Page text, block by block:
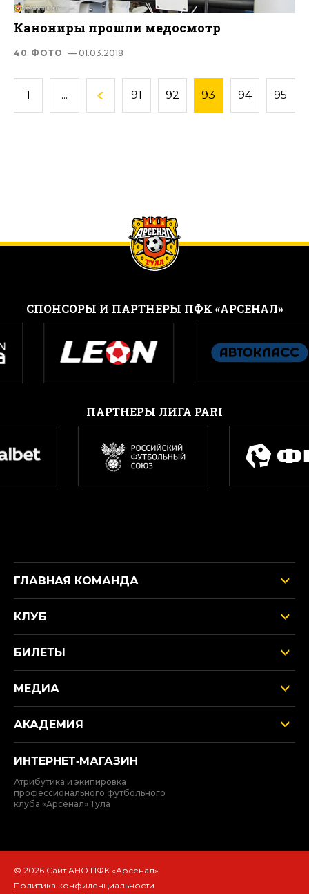
Канониры прошли медосмотр
40 ФОТО — 01.03.2018
1 ... 91 92 93 94 95
CПОНСОРЫ И ПАРТНЕРЫ ПФК «АРСЕНАЛ»
ПАРТНЕРЫ ЛИГА PARI
ГЛАВНАЯ КОМАНДА
КЛУБ
БИЛЕТЫ
МЕДИА
АКАДЕМИЯ
ИНТЕРНЕТ‑МАГАЗИН
Атрибутика и экипировка
профессионального футбольного
клуба «Арсенал» Тула
© 2026 Сайт АНО ПФК «Арсенал»
Политика конфиденциальности